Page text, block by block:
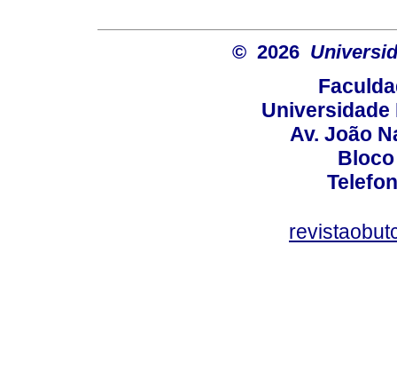
© 2026
Universidade
Av. João
Bloco